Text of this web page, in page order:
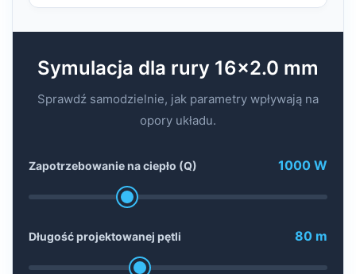
Symulacja dla rury 16x2.0 mm
Sprawdź samodzielnie, jak parametry wpływają na
opory układu.
Zapotrzebowanie na ciepło (Q) 1000 W
Długość projektowanej pętli 80 m